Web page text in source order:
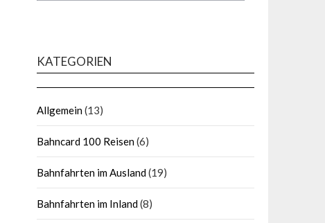
KATEGORIEN
Allgemein(13)
Bahncard 100 Reisen(6)
Bahnfahrten im Ausland(19)
Bahnfahrten im Inland(8)